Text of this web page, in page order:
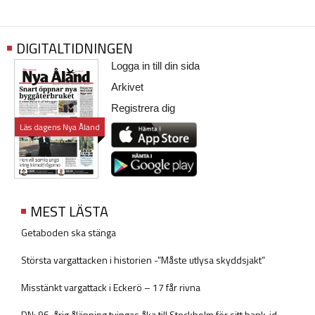
DIGITALTIDNINGEN
Läs dagens Nya Åland
Logga in till din sida
Arkivet
Registrera dig
MEST LÄSTA
Getaboden ska stänga
Största vargattacken i historien -”Måste utlysa skyddsjakt”
Misstänkt vargattack i Eckerö – 17 får rivna